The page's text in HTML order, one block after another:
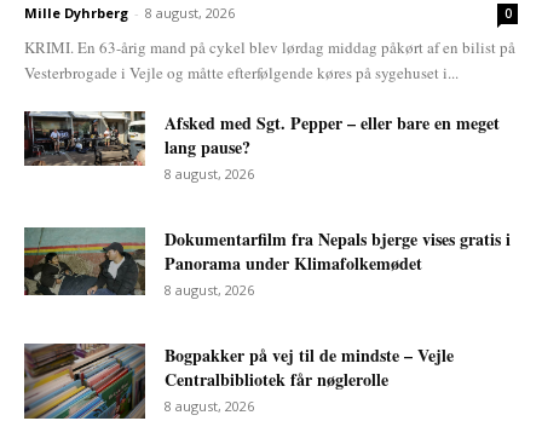
Mille Dyhrberg - 8 august, 2026 0
KRIMI. En 63-årig mand på cykel blev lørdag middag påkørt af en bilist på
Vesterbrogade i Vejle og måtte efterfølgende køres på sygehuset i...
Afsked med Sgt. Pepper – eller bare en meget
lang pause?
8 august, 2026
Dokumentarfilm fra Nepals bjerge vises gratis i
Panorama under Klimafolkemødet
8 august, 2026
Bogpakker på vej til de mindste – Vejle
Centralbibliotek får nøglerolle
8 august, 2026